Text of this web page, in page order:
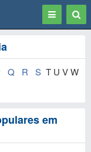
Toggle
Q R S T U V W
em